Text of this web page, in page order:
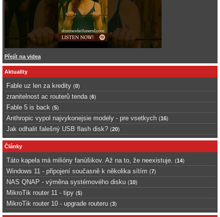
Přejít na videa
Aktuality
Fable uz len za kredity (0)
zranitelnost ac routerů tenda (6)
Fable 5 is back (5)
Anthropic vypol najvykonejsie modely - pre vsetkych (16)
Jak odhalit falešný USB flash disk? (20)
Články
Táto kapela má milióny fanúšikov. Až na to, že neexistuje. (14)
Windows 11 - připojení současně k několika sítím (7)
NAS QNAP - výměna systémového disku (10)
MikroTik router 11 - tipy (5)
MikroTik router 10 - upgrade routeru (3)